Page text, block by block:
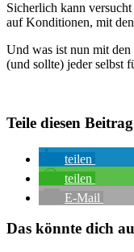
Sicherlich kann
auf Konditionen, mit
Und was ist nun mit
(und sollte) jeder selbst
Teile diesen
teilen
teilen
E-Mail
Das könnte dich